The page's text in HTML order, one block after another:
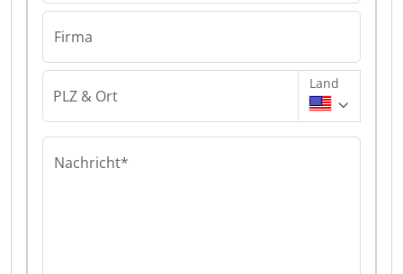
Firma
PLZ & Ort
Land
Nachricht*